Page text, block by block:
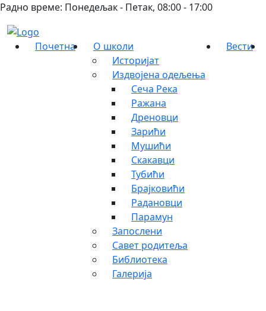
Радно време: Понедељак - Петак, 08:00 - 17:00
Почетна
О школи
Историјат
Издвојена одељења
Сеча Река
Ражана
Дреновци
Зарићи
Мушићи
Скакавци
Тубићи
Брајковићи
Радановци
Парамун
Запослени
Савет родитеља
Библиотека
Галерија
Вести